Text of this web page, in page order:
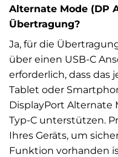
Alternate Mode (DP
Übertragung?
Ja, für die
über einen USB-C
erforderlich, dass das
Tablet oder
DisplayPort Alternate
Typ-C unterstützen.
Ihres Geräts, um
Funktion vorhanden